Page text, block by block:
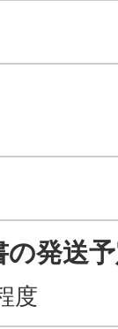
発送
度